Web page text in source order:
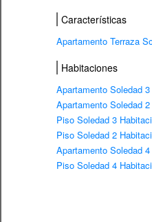
Características
Apartamento Terraza
Habitaciones
Apartamento Soledad
Apartamento Soledad
Piso Soledad 3
Piso Soledad 2
Apartamento Soledad
Piso Soledad 4